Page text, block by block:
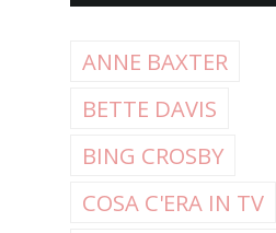
ANNE BAXTER
BETTE DAVIS
BING CROSBY
COSA C'ERA IN TV